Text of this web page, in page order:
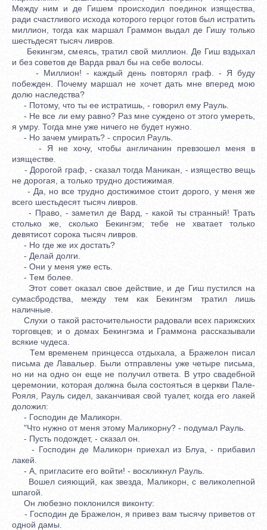
Между ним и де Гишем происходил поединок изящества,
ради счастливого исхода которого герцог готов был истратить
миллион, тогда как маршал Граммон выдал де Гишу только
шестьдесят тысяч ливров.
Бекингэм, смеясь, тратил свой миллион. Де Гиш вздыхал
и без советов де Варда рвал бы на себе волосы.
- Миллион! - каждый день повторял граф. - Я буду
побежден. Почему маршал не хочет дать мне вперед мою
долю наследства?
- Потому, что ты ее истратишь, - говорил ему Рауль.
- Не все ли ему равно? Раз мне суждено от этого умереть,
я умру. Тогда мне уже ничего не будет нужно.
- Но зачем умирать? - спросил Рауль.
- Я не хочу, чтобы англичанин превзошел меня в
изяществе.
- Дорогой граф, - сказал тогда Маникан, - изящество вещь
не дорогая, а только трудно достижимая.
- Да, но все трудно достижимое стоит дорого, у меня же
всего шестьдесят тысяч ливров.
- Право, - заметил де Вард, - какой ты странный! Трать
столько же, сколько Бекингэм; тебе не хватает только
девятисот сорока тысяч ливров.
- Но где же их достать?
- Делай долги.
- Они у меня уже есть.
- Тем более.
Этот совет оказал свое действие, и де Гиш пустился на
сумасбродства, между тем как Бекингэм тратил лишь
наличные.
Слухи о такой расточительности радовали всех парижских
торговцев; и о домах Бекингэма и Граммона рассказывали
всякие чудеса.
Тем временем принцесса отдыхала, а Бражелон писал
письма де Лавальер. Были отправлены уже четыре письма,
но ни на одно он еще не получил ответа. В утро свадебной
церемонии, которая должна была состояться в церкви Пале-
Рояля, Рауль сидел, заканчивая свой туалет, когда его лакей
доложил:
- Господин де Маликорн.
"Что нужно от меня этому Маликорну? - подумал Рауль.
- Пусть подождет, - сказал он.
- Господин де Маликорн приехал из Блуа, - прибавил
лакей.
- А, пригласите его войти! - воскликнул Рауль.
Вошел сияющий, как звезда, Маликорн, с великолепной
шпагой.
Он любезно поклонился виконту:
- Господин де Бражелон, я привез вам тысячу приветов от
одной дамы.